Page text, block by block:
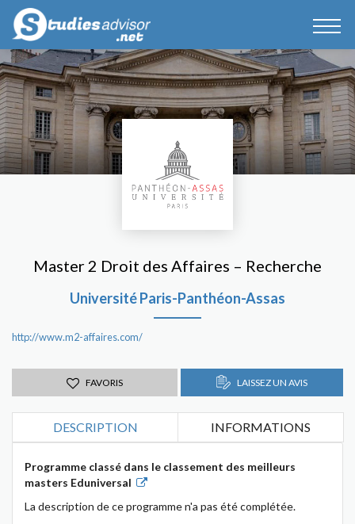
Master 2 Droit des Affaires – Recherche
Université Paris-Panthéon-Assas
http://www.m2-affaires.com/
FAVORIS LAISSEZ UN AVIS
DESCRIPTION INFORMATIONS
Programme classé dans le classement des meilleurs
masters Eduniversal
La description de ce programme n'a pas été complétée.